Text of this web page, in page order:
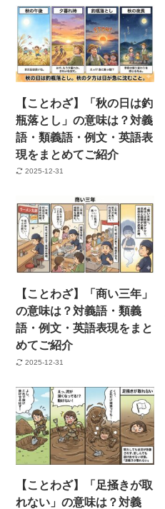
【ことわざ】「秋の日は釣
瓶落とし」の意味は？対義
語・類義語・例文・英語表
現をまとめてご紹介
2025-12-31
【ことわざ】「商い三年」
の意味は？対義語・類義
語・例文・英語表現をまと
めてご紹介
2025-12-31
【ことわざ】「足掻きが取
れない」の意味は？対義